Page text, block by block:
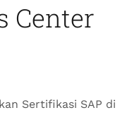
Center
Sertifikasi SAP di